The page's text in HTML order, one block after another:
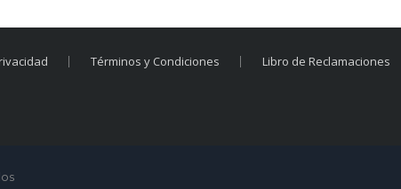
Términos y Condiciones Libro de Reclamaciones